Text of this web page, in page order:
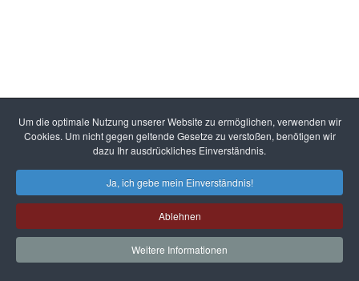
Um die optimale Nutzung unserer Website zu ermöglichen, verwenden wir
Cookies. Um nicht gegen geltende Gesetze zu verstoßen, benötigen wir
dazu Ihr ausdrückliches Einverständnis.
Ja, ich gebe mein Einverständnis!
Ablehnen
Weitere Informationen